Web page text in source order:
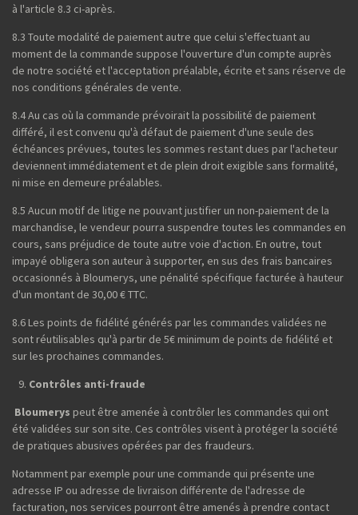
à l'article 8.3 ci-après.
8.3 Toute modalité de paiement autre que celui s'effectuant au
moment de la commande suppose l'ouverture d'un compte auprès
de notre société et l'acceptation préalable, écrite et sans réserve de
nos conditions générales de vente.
8.4 Au cas où la commande prévoirait la possibilité de paiement
différé, il est convenu qu'à défaut de paiement d'une seule des
échéances prévues, toutes les sommes restant dues par l'acheteur
deviennent immédiatement et de plein droit exigible sans formalité,
ni mise en demeure préalables.
8.5 Aucun motif de litige ne pouvant justifier un non-paiement de la
marchandise, le vendeur pourra suspendre toutes les commandes en
cours, sans préjudice de toute autre voie d'action. En outre, tout
impayé obligera son auteur à supporter, en sus des frais bancaires
occasionnés à Bloumerys, une pénalité spécifique facturée à hauteur
d'un montant de 30,00 € TTC.
8.6 Les points de fidélité générés par les commandes validées ne
sont réutilisables qu'à partir de 5€ minimum de points de fidélité et
sur les prochaines commandes.
Contrôles anti-fraude
Bloumerys peut être amenée à contrôler les commandes qui ont
été validées sur son site. Ces contrôles visent à protéger la société
de pratiques abusives opérées par des fraudeurs.
Notamment par exemple pour une commande qui présente une
adresse IP ou adresse de livraison différente de l'adresse de
facturation, nos services pourront être amenés à prendre contact